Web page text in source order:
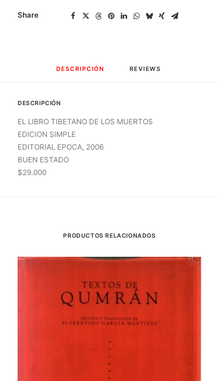
SIMPLE
Share
DESCRIPCIÓN REVIEWS
DESCRIPCIÓN
EL LIBRO TIBETANO DE LOS MUERTOS
EDICION SIMPLE
EDITORIAL EPOCA, 2006
BUEN ESTADO
$29.000
PRODUCTOS RELACIONADOS